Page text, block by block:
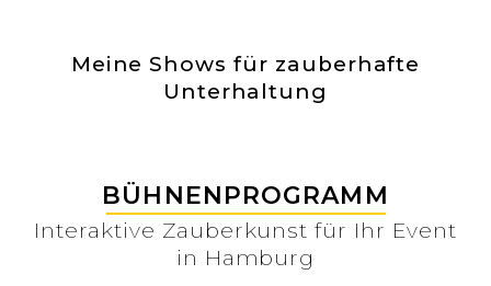
Meine Shows für zauberhafte
Unterhaltung
BÜHNENPROGRAMM
Interaktive Zauberkunst für Ihr Event
in Hamburg